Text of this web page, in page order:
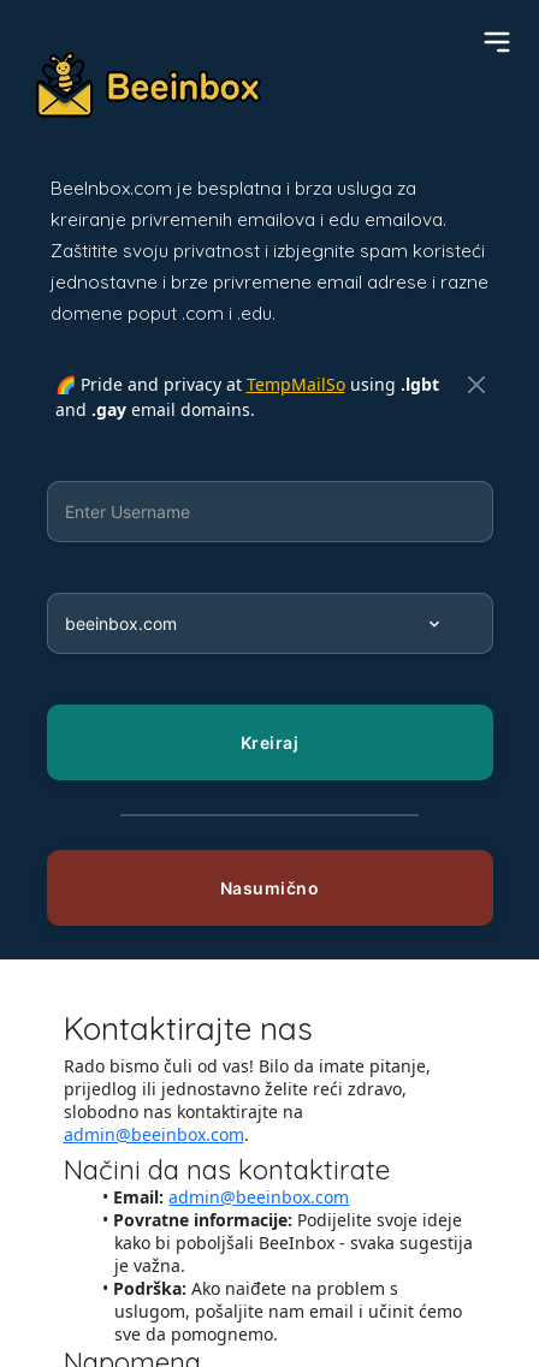
BeeInbox.com je besplatna i brza usluga za
kreiranje privremenih emailova i edu emailova.
Zaštitite svoju privatnost i izbjegnite spam koristeći
jednostavne i brze privremene email adrese i razne
domene poput .com i .edu.
🌈 Pride and privacy at TempMailSousing .lgbt
and .gayemail domains.
Kontaktirajte nas
Rado bismo čuli od vas! Bilo da imate pitanje,
prijedlog ili jednostavno želite reći zdravo,
slobodno nas kontaktirajte na
admin@beeinbox.com.
Načini da nas kontaktirate
Email: admin@beeinbox.com
Povratne informacije: Podijelite svoje ideje
kako bi poboljšali BeeInbox - svaka sugestija
je važna.
Podrška: Ako naiđete na problem s
uslugom, pošaljite nam email i učinit ćemo
sve da pomognemo.